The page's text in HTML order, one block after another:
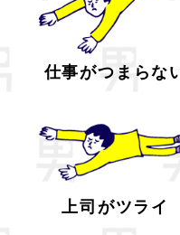
仕事がつまらな
上司がツライ